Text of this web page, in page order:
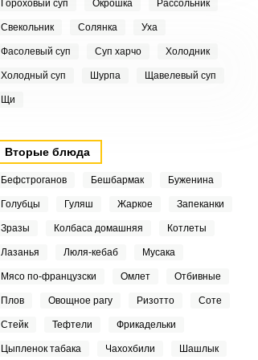
Гороховый суп Окрошка Рассольник
Свекольник Солянка Уха
Фасолевый суп Суп харчо Холодник
Холодный суп Шурпа Щавелевый суп
Щи
Вторые блюда
Бефстроганов Бешбармак Буженина
Голубцы Гуляш Жаркое Запеканки
Зразы Колбаса домашняя Котлеты
Лазанья Люля-кебаб Мусака
Мясо по-французски Омлет Отбивные
Плов Овощное рагу Ризотто Соте
Стейк Тефтели Фрикадельки
Цыпленок табака Чахохбили Шашлык